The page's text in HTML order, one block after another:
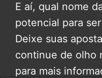
E aí, qual nome
potencial para
Deixe suas
continue de olho
para mais